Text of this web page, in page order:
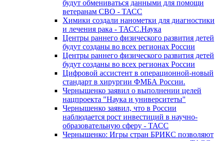
будут обмениваться данными для помощи
ветеранам СВО - ТАСС
Химики создали нанометки для диагностики
и лечения рака - ТАСС.Наука
Центры раннего физического развития детей
будут созданы во всех регионах России
Центры раннего физического развития детей
будут созданы во всех регионах России
Цифровой ассистент в операционной-новый
стандарт в хирургии ФМБА России.
Чернышенко заявил о выполнении целей
нацпроекта "Наука и университеты"
Чернышенко заявил, что в России
наблюдается рост инвестиций в научно-
образовательную сферу - ТАСС
Чернышенко: Игры стран БРИКС позволяют